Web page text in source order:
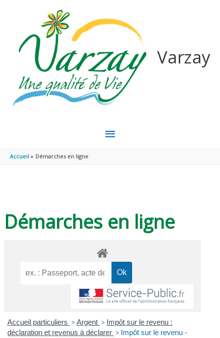
Varzay
MENU
Accueil Démarches en ligne
Démarches en ligne
Accueil particuliers > Argent > Impôt sur le revenu :
déclaration et revenus à déclarer > Impôt sur le revenu -